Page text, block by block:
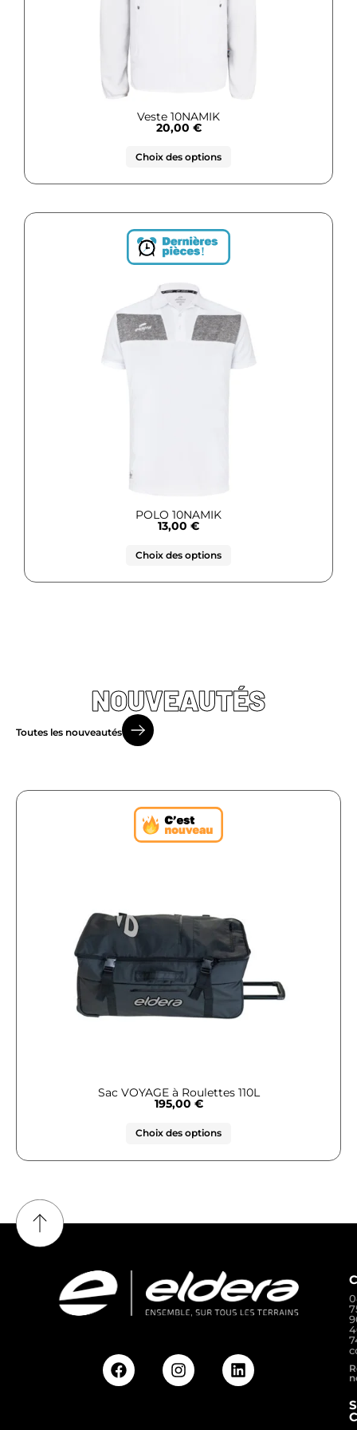
Veste 10NAMIK
20,00 €
Choix des options
!
POLO 10NAMIK
13,00 €
Choix des options
NOUVEAUTÉS
Toutes les nouveautés
Sac VOYAGE à Roulettes 110L
195,00 €
Choix des options